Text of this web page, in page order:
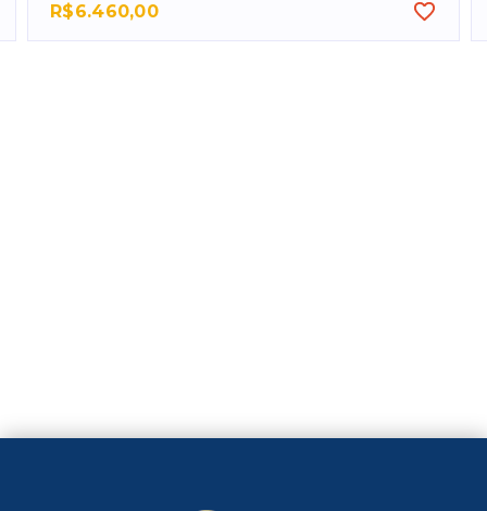
R$6.460,00